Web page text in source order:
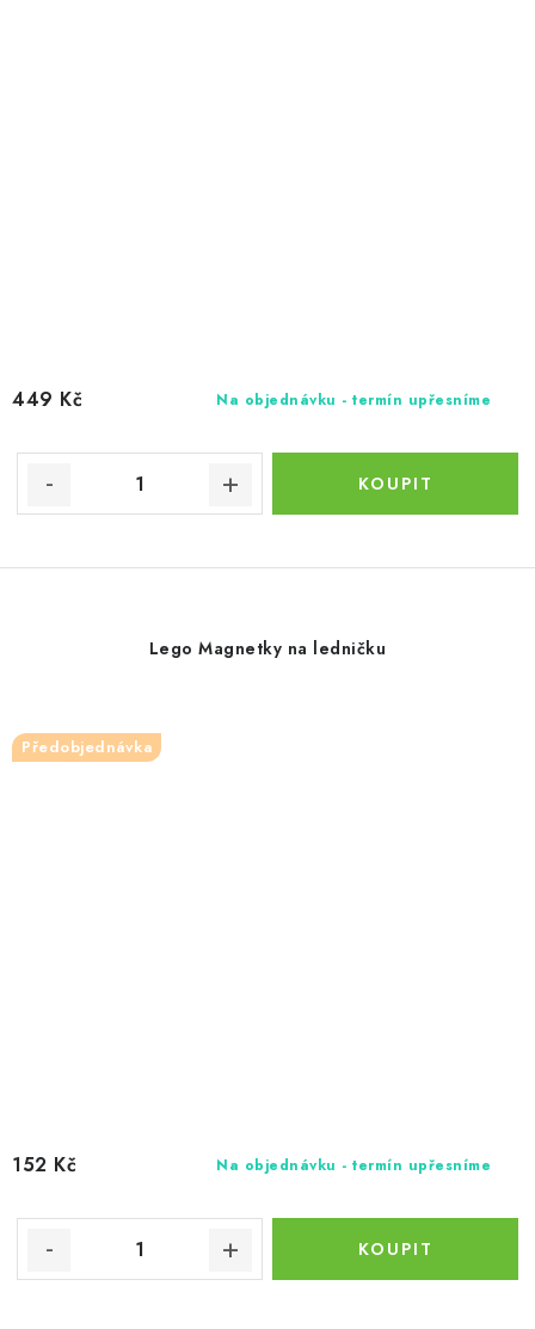
Na objednávku - termín upřesníme
449 Kč
Lego Magnetky na ledničku
Předobjednávka
Na objednávku - termín upřesníme
152 Kč